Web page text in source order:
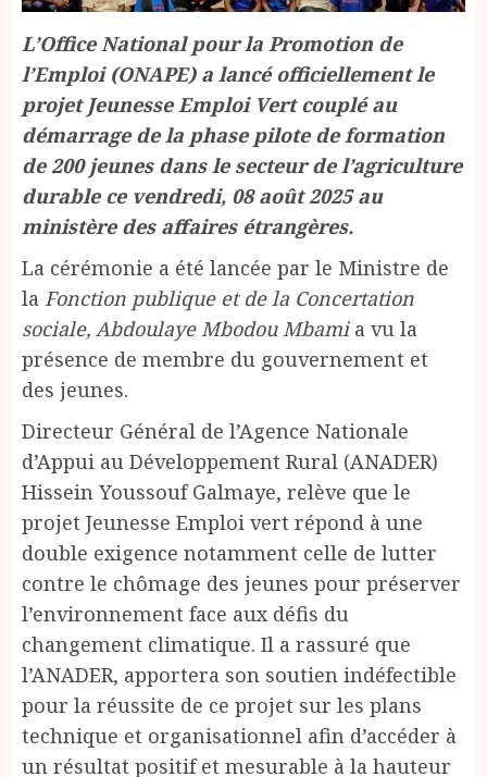
L’Office National pour la Promotion de
l’Emploi (ONAPE) a lancé officiellement le
projet Jeunesse Emploi Vert couplé au
démarrage de la phase pilote de formation
de 200 jeunes dans le secteur de l’agriculture
durable ce vendredi, 08 août 2025 au
ministère des affaires étrangères.
La cérémonie a été lancée par le Ministre de
la Fonction publique et de la Concertation
sociale, Abdoulaye Mbodou Mbamia vu la
présence de membre du gouvernement et
des jeunes.
Directeur Général de l’Agence Nationale
d’Appui au Développement Rural (ANADER)
Hissein Youssouf Galmaye, relève que le
projet Jeunesse Emploi vert répond à une
double exigence notamment celle de lutter
contre le chômage des jeunes pour préserver
l’environnement face aux défis du
changement climatique. Il a rassuré que
l’ANADER, apportera son soutien indéfectible
pour la réussite de ce projet sur les plans
technique et organisationnel afin d’accéder à
un résultat positif et mesurable à la hauteur